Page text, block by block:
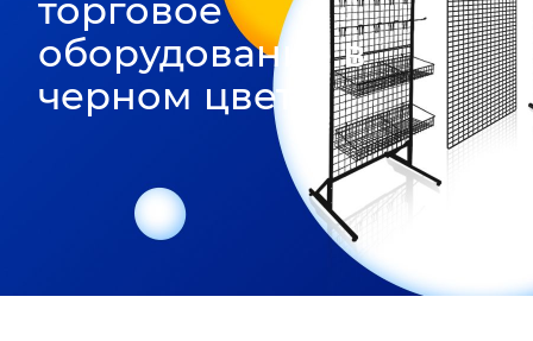
торговое
оборудование в
черном цвете!